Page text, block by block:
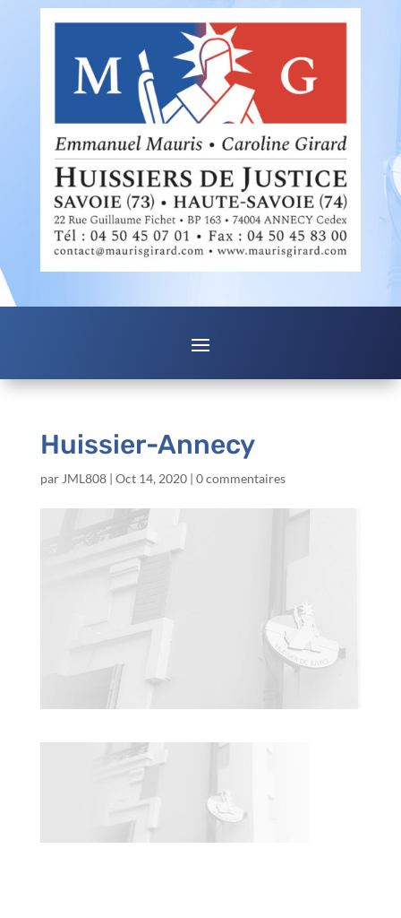
Huissier-Annecy
par JML808| Oct 14, 2020| 0 commentaires